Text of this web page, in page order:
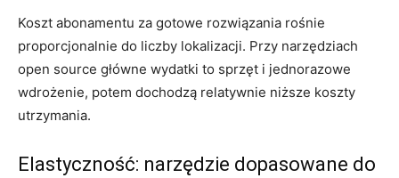
Koszt abonamentu za gotowe rozwiązania rośnie
proporcjonalnie do liczby lokalizacji. Przy narzędziach
open source główne wydatki to sprzęt i jednorazowe
wdrożenie, potem dochodzą relatywnie niższe koszty
utrzymania.
Elastyczność: narzędzie dopasowane do